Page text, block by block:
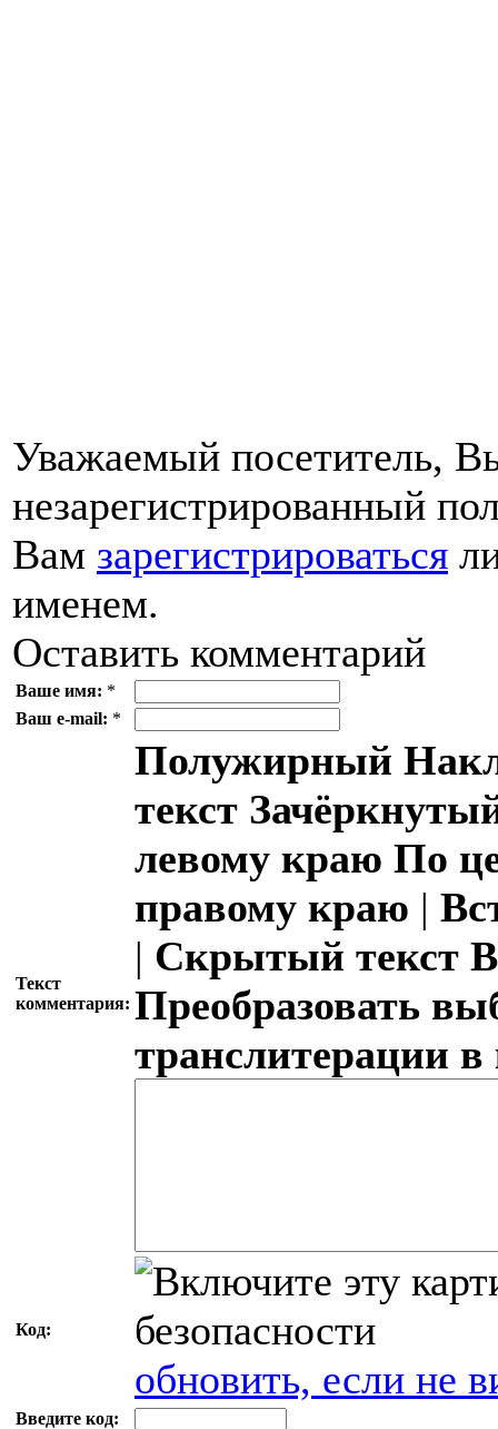
Уважаемый посетитель,
незарегистрированный
Вам зарегистрироваться
именем.
Оставить комментарий
Ваше имя: *
Ваш e-mail: *
Текст
комментария:
Полужирный
текст
левому краю По
правому краю |
| Скрытый текст
Преобразовать
транслитерации
Код:
обновить, если не
Введите код: